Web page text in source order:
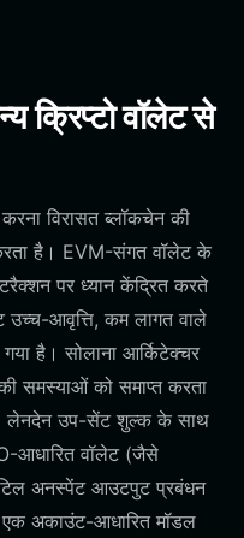
क्रिप्टो वॉलेट से
विरासत ब्लॉकचेन की
है। EVM-संगत वॉलेट के
पर ध्यान केंद्रित करते
उच्च-आवृत्ति, कम लागत वाले
है। सोलाना आर्किटेक्चर
समस्याओं को समाप्त करता
लेनदेन उप-सेंट शुल्क के साथ
आधारित वॉलेट (जैसे
अनस्पेंट आउटपुट प्रबंधन
अकाउंट-आधारित मॉडल